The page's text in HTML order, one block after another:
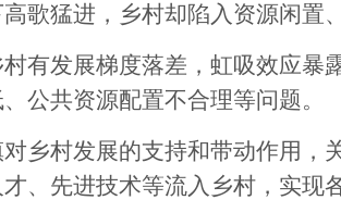
歌猛进，乡村却陷入资源闲置
发展梯度落差，虹吸效应暴
公共资源配置不合理等问题。
村发展的支持和带动作用，
才、先进技术等流入乡村，实